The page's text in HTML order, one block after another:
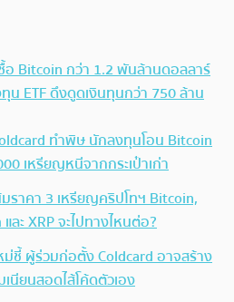
อ Bitcoin กว่า 1.2 พันล้านดอลลาร์
ETF ดึงดูดเงินทุนกว่า 750 ล้าน
ทำพิษ นักลงทุนโอน Bitcoin
เหรียญหนีจากกระเป๋าเก่า
ราคา 3 เหรียญคริปโทฯ Bitcoin,
ละ XRP จะไปทางไหนต่อ?
ชี้ ผู้ร่วมก่อตั้ง Coldcard อาจสร้าง
ยนสอดไส้โค้ดตัวเอง